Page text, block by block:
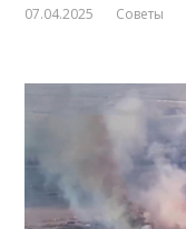
07.04.2025 Советы